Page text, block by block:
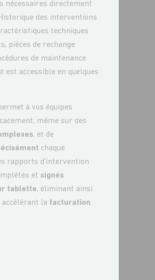
nécessaires directement
des interventions
techniques
pièces de rechange
de maintenance
est accessible en quelques
à vos équipes
même sur des
, et de
chaque
rapports d’intervention
et signés
tablette, éliminant ainsi
accélérant la facturation.
vos Options